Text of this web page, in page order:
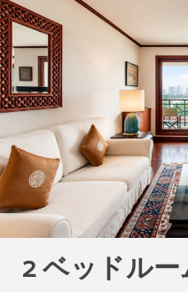
2 ベッドル